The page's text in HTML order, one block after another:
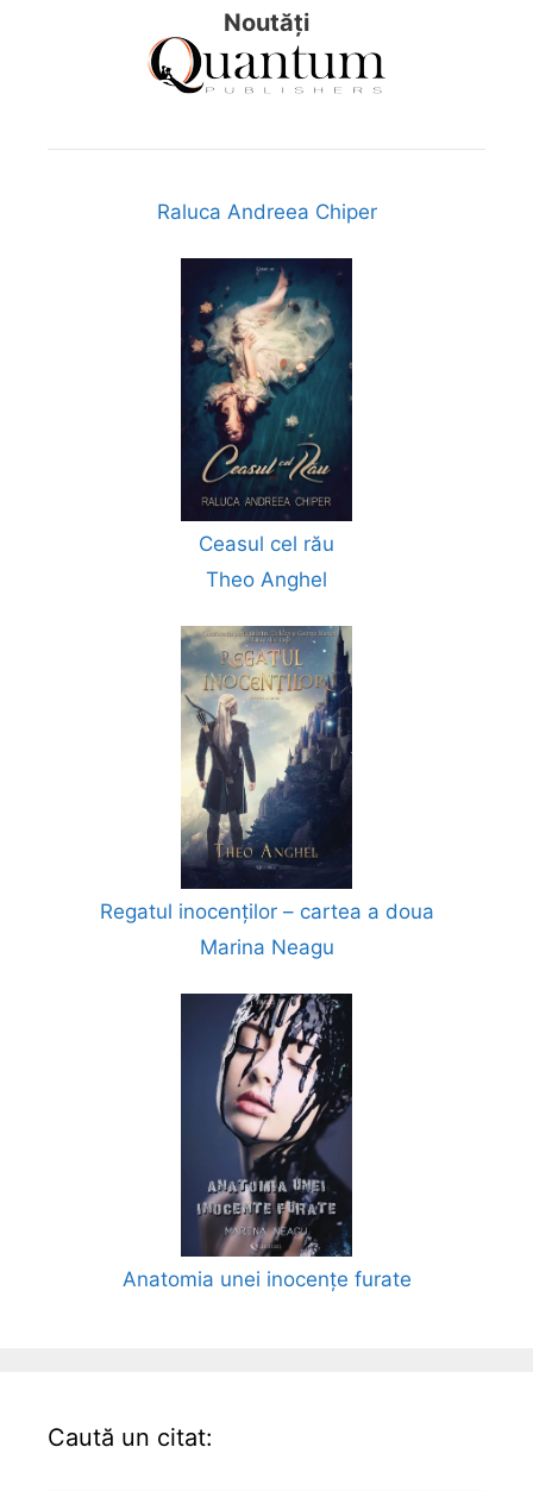
Noutăți
Raluca Andreea Chiper
Ceasul cel rău
Theo Anghel
Regatul inocenților – cartea a doua
Marina Neagu
Anatomia unei inocențe furate
Caută un citat: